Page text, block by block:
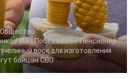
Общество
/ИА «Победа26» /Пенсионер
воск для изготовления
бойцам СВО